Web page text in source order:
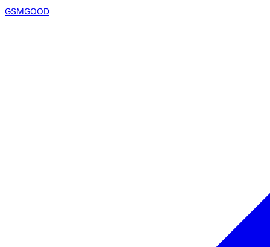
GSMGOOD